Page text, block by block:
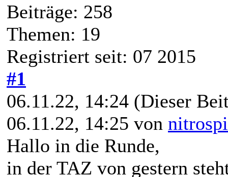
Beiträge: 258
Themen: 19
Registriert seit: 07 2015
#1
06.11.22, 14:24 (Dieser
06.11.22, 14:25 von
Hallo in die Runde,
in der TAZ von gestern